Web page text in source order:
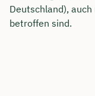
Deutschland), auch
betroffen sind.